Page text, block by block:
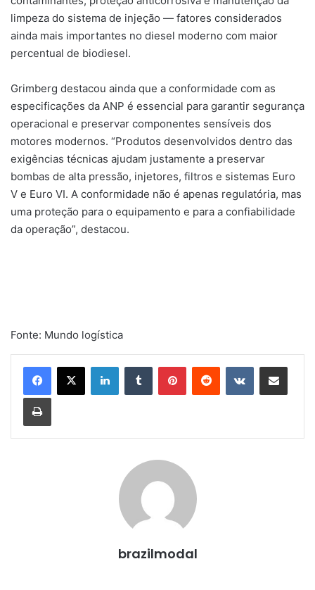
limpeza do sistema de injeção — fatores considerados
ainda mais importantes no diesel moderno com maior
percentual de biodiesel.
Grimberg destacou ainda que a conformidade com as
especificações da ANP é essencial para garantir segurança
operacional e preservar componentes sensíveis dos
motores modernos. “Produtos desenvolvidos dentro das
exigências técnicas ajudam justamente a preservar
bombas de alta pressão, injetores, filtros e sistemas Euro
V e Euro VI. A conformidade não é apenas regulatória, mas
uma proteção para o equipamento e para a confiabilidade
da operação”, destacou.
Fonte: Mundo logística
LinkedinTumblr PinterestReddit VK Compartilhar via e-mail
Imprimir
brazilmodal